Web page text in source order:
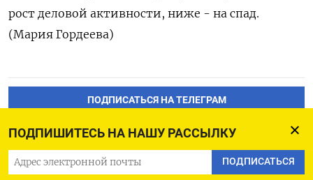
ПОДПИШИТЕСЬ НА НАШУ РАССЫЛКУ
ПОДПИСАТЬСЯ
рост деловой активности, ниже - на спад.
(Мария Гордеева)
ПОДПИСАТЬСЯ НА ТЕЛЕГРАМ
ПОДПИСАТЬСЯ В GOOGLE